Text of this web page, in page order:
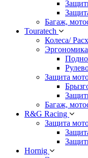
Багаж,
Touratech
Колеса/
Защита
Багаж,
R&G Racing
Защита
Hornig